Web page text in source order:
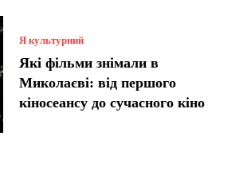
Я культурний
Які фільми знімали в
Миколаєві: від першого
кіносеансу до сучасного кіно